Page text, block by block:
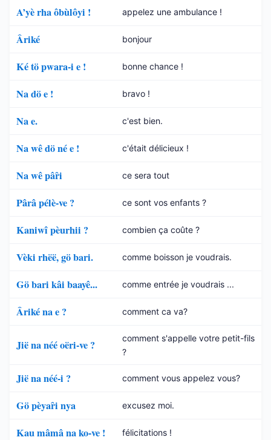
A’yè rha ôbùlôyi ! appelez une ambulance !
Âriké bonjour
Ké tö pwara-i e ! bonne chance !
Na dö e ! bravo !
Na e. c'est bien.
Na wê dö né e ! c'était délicieux !
Na wê pâȓi ce sera tout
Pârâ pélè-ve ? ce sont vos enfants ?
Kaniwî pèurhii ? combien ça coûte ?
Vèki rhëë, gö bari. comme boisson je voudrais.
Gö bari kâi baayê... comme entrée je voudrais ...
Âriké na e ? comment ca va?
Jië na néé oëri-ve ?
comment s'appelle votre petit-fils
?
Jië na néé-i ? comment vous appelez vous?
Gö pèyaȓi nya excusez moi.
Kau mâmâ na ko-ve ! félicitations !